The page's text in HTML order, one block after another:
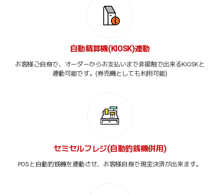
自動精算機(KIOSK)連動
お客様ご自身で、オーダーからお支払いまで非接触で出来るKIOSKと
連動可能です。(券売機としても利用可能)
セミセルフレジ(自動釣銭機併用)
POSと自動釣銭機を連動させ、お客様自身で現金決済が出来ます。